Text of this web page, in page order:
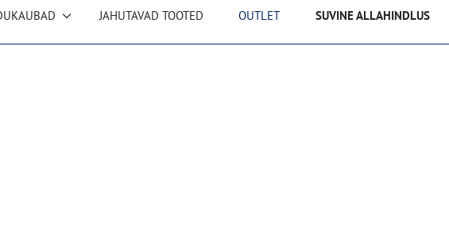
JAHUTAVAD TOOTED OUTLET SUVINE ALLAHINDLUS